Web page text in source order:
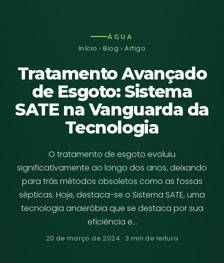
ÁGUA
Início ›Blog › Artigo
Tratamento Avançado
de Esgoto: Sistema
SATE na Vanguarda da
Tecnologia
O tratamento de esgoto evoluiu
significativamente ao longo dos anos, deixando
para trás métodos obsoletos como as fossas
sépticas. Hoje, destaca-se o Sistema SATE, uma
tecnologia anaeróbia que se destaca por sua
eficiência e…
20 de março de 2024 · 3 min de leitura